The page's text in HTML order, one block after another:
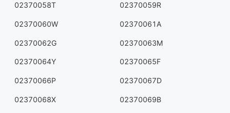
02370058T 02370059R
02370060W 02370061A
02370062G 02370063M
02370064Y 02370065F
02370066P 02370067D
02370068X 02370069B